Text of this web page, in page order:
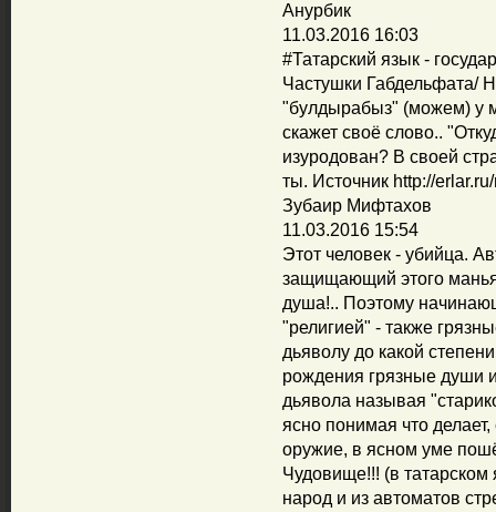
Анурбик
11.03.2016 16:03
‪#‎Татарский‬ язык -
Частушки Габдельфата/
"булдырабыз" (можем) у
скажет своё слово..
изуродован? В своей
ты. Источник http://
Зубаир Мифтахов
11.03.2016 15:54
Этот человек - убийца.
защищающий этого
душа!.. Поэтому
"религией" - также
дьяволу до какой
рождения грязные души
дьявола называя
ясно понимая что
оружие, в ясном уме
Чудовище!!! (в татарском
народ и из автоматов